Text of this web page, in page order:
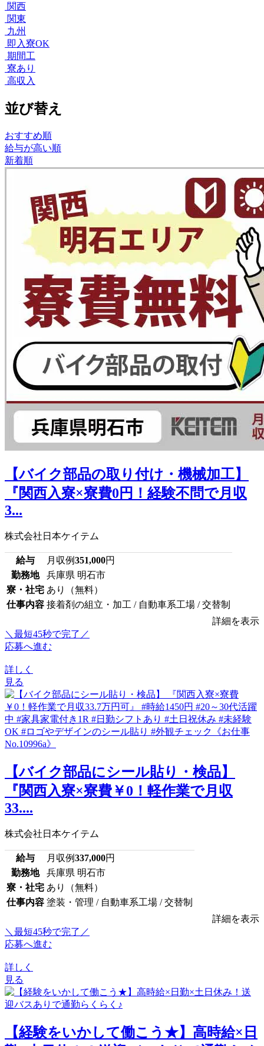
関西
関東
九州
即入寮OK
期間工
寮あり
高収入
並び替え
おすすめ順
給与が高い順
新着順
【バイク部品の取り付け・機械加工】
『関西入寮×寮費0円！経験不問で月収
3...
株式会社日本ケイテム
給与 月収例351,000円
勤務地
兵庫県 明石市
寮・社宅 あり（無料）
仕事内容 接着剤の組立・加工 / 自動車系工場 / 交替制
詳細を表示
＼最短45秒で完了／
応募へ進む
詳しく
見る
【バイク部品にシール貼り・検品】
『関西入寮×寮費￥0！軽作業で月収
33....
株式会社日本ケイテム
給与 月収例337,000円
勤務地
兵庫県 明石市
寮・社宅 あり（無料）
仕事内容 塗装・管理 / 自動車系工場 / 交替制
詳細を表示
＼最短45秒で完了／
応募へ進む
詳しく
見る
【経験をいかして働こう★】高時給×日